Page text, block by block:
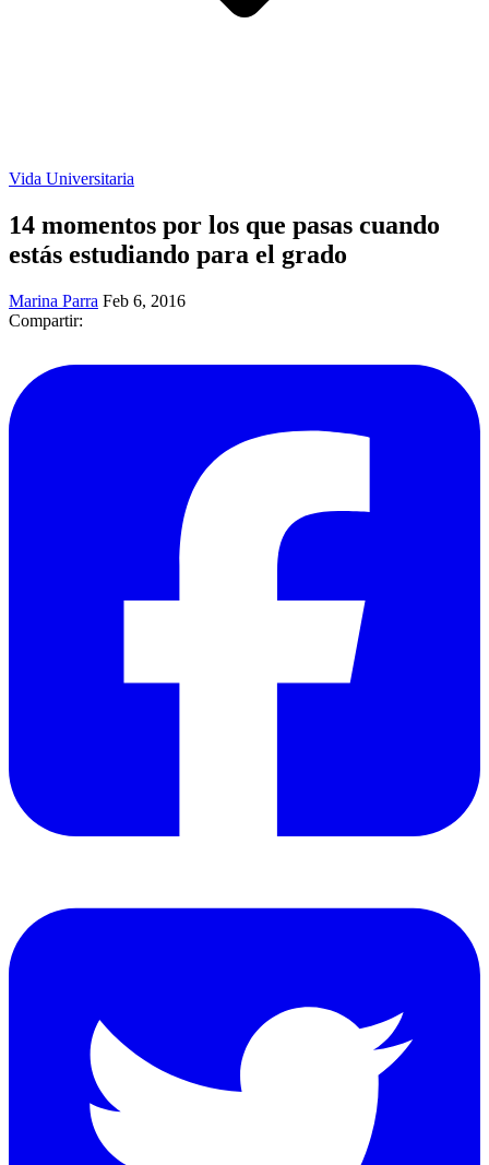
Vida Universitaria
14 momentos por los que pasas cuando
estás estudiando para el grado
Marina Parra Feb 6, 2016
Compartir: